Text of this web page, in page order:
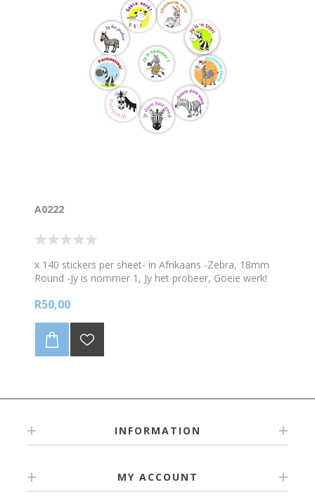
A0222
x 140 stickers per sheet- in Afrikaans -Zebra, 18mm
Round -Jy is nommer 1, Jy het probeer, Goeie werk!
Uistekend poging, Wonderlik, Fantasties, Jy doen baie
R50,00
INFORMATION
MY ACCOUNT